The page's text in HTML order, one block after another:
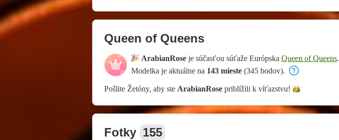
Queen of Queens
ArabianRose je súčasťou súťaže Európska Queen of Queens.
Modelka je aktuálne na 143 mieste (345 bodov).
Pošlite Žetóny, aby ste ArabianRose priblížili k víťazstvu!
Fotky 155